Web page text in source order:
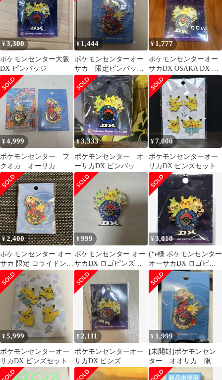
¥3,300
ポケモンセンター大阪
DX ピンバッジ
¥ 1,444
ポケモンセンターオー
サカ 限定ピンバッ
ジ ロゴピンズ大阪
¥ 1,777
ポケモンセンターオー
サカDX OSAKA DX ロ
ゴピンズ ピンバッジ 大
阪
¥4,999
ポケモンセンター フ
クオカ オーサカ ロ
ゴピンズセット
¥3,333
ポケモンセンター オ
ーサカDX ピンバッ
ジ ロゴピンズ
¥7,000
ポケモンセンターオー
サカDX ピンズセット
¥2,400
ポケモンセンター オー
サカ 限定 コライドン
ピンバッジ ロゴピンズ
ポケセン
¥999
ポケモンセンター オー
サカDX ロゴピンズ
ポケセンピンバッジ
大阪
¥3,010
(*e様 ポケモンセンター
オーサカDX ロゴピン
ズ ポケセンピンバッ
ジ 大阪
¥5,999
ポケモンセンターオー
サカDX ピンズセット
¥2,111
ポケモンセンターオー
サカDX ピンズ
¥ 1,999
[未開封]ポケモンセン
ター オオサカ 限定
ピンバッジ 匿名・即日